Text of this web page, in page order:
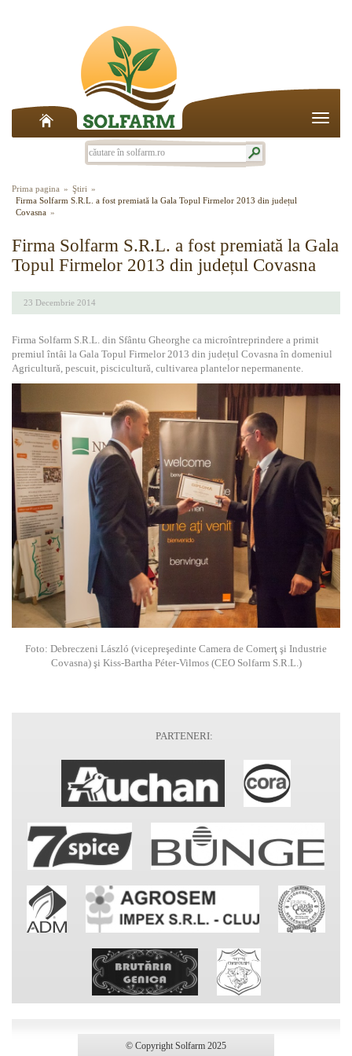
Toggle
Prima pagina
Ştiri
Firma Solfarm S.R.L. a fost premiată la Gala Topul Firmelor 2013 din județul
Covasna
Firma Solfarm S.R.L. a fost premiată la Gala
Topul Firmelor 2013 din județul Covasna
23 Decembrie 2014
Firma Solfarm S.R.L. din Sfântu Gheorghe ca microîntreprindere a primit
premiul întâi la Gala Topul Firmelor 2013 din județul Covasna în domeniul
Agricultură, pescuit, piscicultură, cultivarea plantelor nepermanente.
Foto: Debreczeni László (vicepreşedinte Camera de Comerţ şi Industrie
Covasna) şi Kiss-Bartha Péter-Vilmos (CEO Solfarm S.R.L.)
PARTENERI:
© Copyright Solfarm 2025